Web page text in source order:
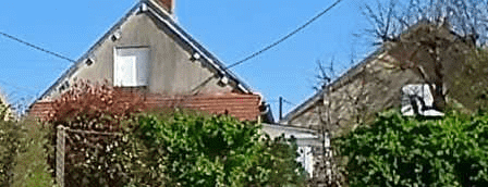
Exporter les lignes sélectionnées
Exporter toutes les colonnes
Exporter uniquement les colonnes affichées
Menu
<
>